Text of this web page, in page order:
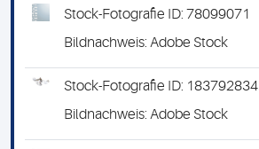
Stock-Fotografie ID: 78099071
Bildnachweis: Adobe Stock
Stock-Fotografie ID: 183792834
Bildnachweis: Adobe Stock